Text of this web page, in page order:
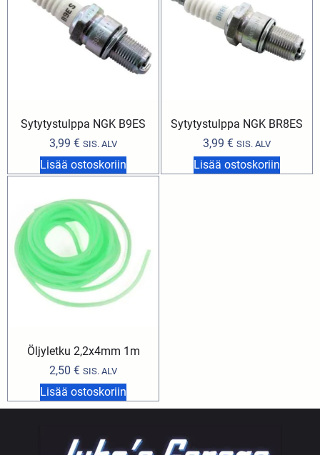
Sytytystulppa NGK B9ES
3,99 € SIS. ALV
Lisää ostoskoriin
Sytytystulppa NGK BR8ES
3,99 € SIS. ALV
Lisää ostoskoriin
Öljyletku 2,2x4mm 1m
2,50 € SIS. ALV
Lisää ostoskoriin